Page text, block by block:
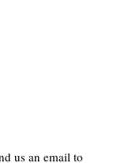
us an email to